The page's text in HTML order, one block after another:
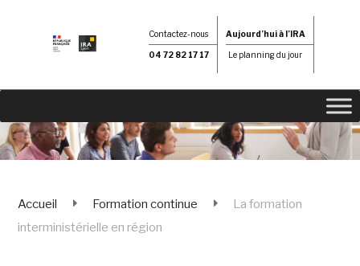
Contactez-nous
04 72 82 17 17
Aujourd’hui à l’IRA
Le planning du jour
Accueil Formation continue
La formation
interministérielle en région